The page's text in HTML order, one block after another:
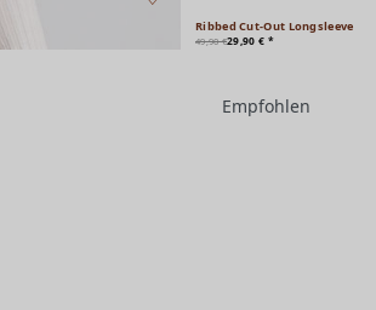
Ribbed Cut-Out Longsleeve
49,90 €29,90 € *